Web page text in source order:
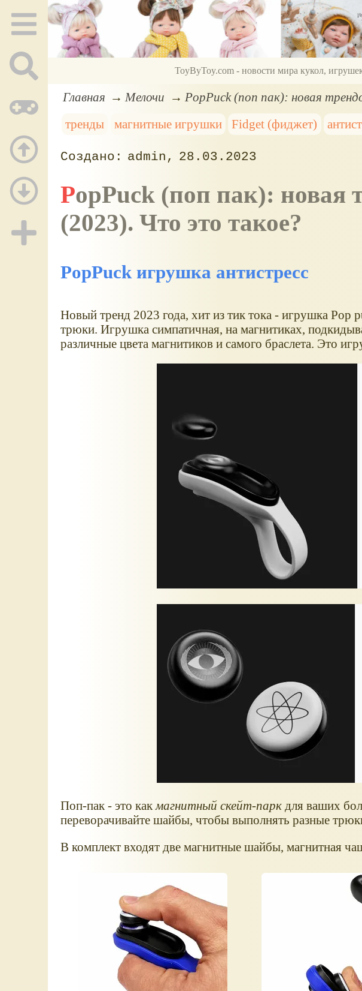
ToyByToy.com - новости мира кукол,
Главная Мелочи
PopPuck (поп пак): новая
тренды
магнитные игрушки Fidget (фиджет)
admin 28.03.2023
PopPuck (поп пак): новая трендовая игрушка
(2023). Что это такое?
PopPuck игрушка антистресс
Новый тренд 2023 года, хит из тик тока - игрушка Pop
трюки. Игрушка симпатичная, на магнитиках,
различные цвета магнитиков и самого браслета. Это
Поп-пак - это какмагнитный скейт-парк для ваших
переворачивайте шайбы, чтобы выполнять разные
В комплект входят две магнитные шайбы, магнитная